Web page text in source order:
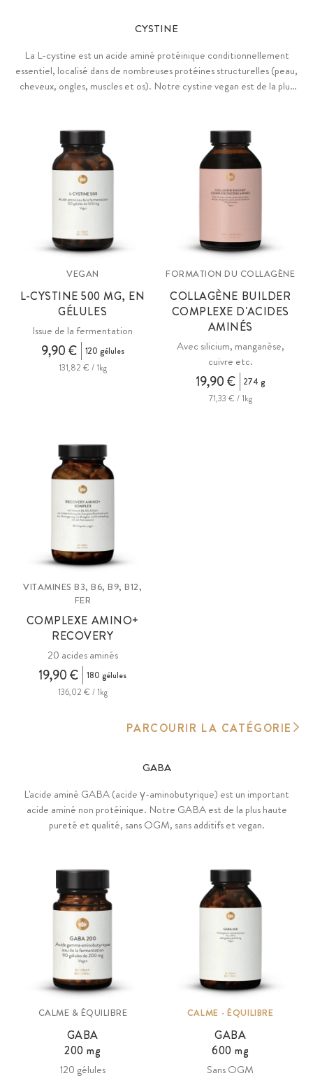
CYSTINE
La L-cystine est un acide aminé protéinique conditionnellement
essentiel, localisé dans de nombreuses protéines structurelles (peau,
cheveux, ongles, muscles et os). Notre cystine vegan est de la plus
VEGAN
L-CYSTINE 500 MG, EN
GÉLULES
Issue de la fermentation
9,90 €
120 gélules
131,82 € / 1kg
FORMATION DU COLLAGÈNE
COLLAGÈNE BUILDER
COMPLEXE D'ACIDES
AMINÉS
Avec silicium, manganèse,
cuivre etc.
19,90 €
274 g
71,33 € / 1kg
VITAMINES B3, B6, B9, B12,
FER
COMPLEXE AMINO+
RECOVERY
20 acides aminés
19,90 €
180 gélules
136,02 € / 1kg
PARCOURIR LA CATÉGORIE
GABA
L'acide aminé GABA (acide γ-aminobutyrique) est un important
acide aminé non protéinique. Notre GABA est de la plus haute
pureté et qualité, sans OGM, sans additifs et vegan.
CALME & ÉQUILIBRE
GABA
200 mg
120 gélules
CALME · ÉQUILIBRE
GABA
600 mg
Sans OGM